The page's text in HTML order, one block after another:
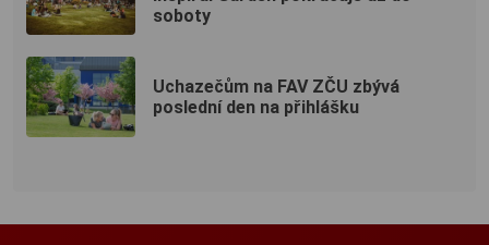
soboty
Uchazečům na FAV ZČU zbývá
poslední den na přihlášku